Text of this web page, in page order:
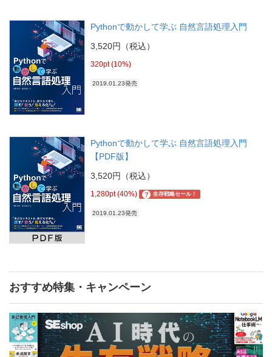
Pythonで動かして学ぶ 自然言語処理入門
3,520円（税込）
320pt (10%)
2019.01.23発売
Pythonで動かして学ぶ 自然言語処理入門
【PDF版】
3,520円（税込）
1,280pt (40%) ? 生存戦略セール！
2019.01.23発売
おすすめ特集・キャンペーン